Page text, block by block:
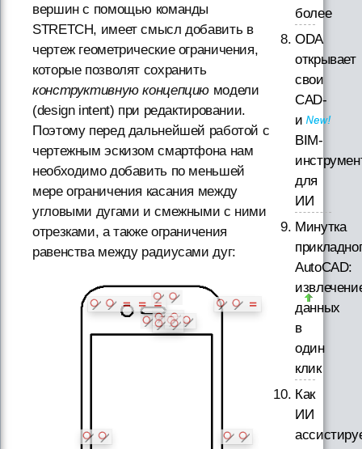
вершин с помощью команды
STRETCH, имеет смысл добавить в
чертеж геометрические ограничения,
которые позволят сохранить
конструктивную концепцию модели
(design intent) при редактировании.
Поэтому перед дальнейшей работой с
чертежным эскизом смартфона нам
необходимо добавить по меньшей
мере ограничения касания между
угловыми дугами и смежными с ними
отрезками, а также ограничения
равенства между радиусами дуг:
более
ODA
открывает
свои
CAD-
и
BIM-
для
ИИ
Минутка
AutoCAD:
данных
в
один
клик
Как
ИИ